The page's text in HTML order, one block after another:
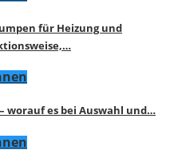
für Heizung und
worauf es bei Auswahl und…